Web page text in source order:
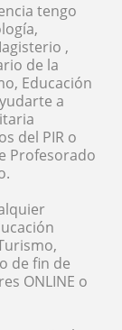
tengo
,
de la
Educación
a
del PIR o
Profesorado
de fin de
ONLINE o